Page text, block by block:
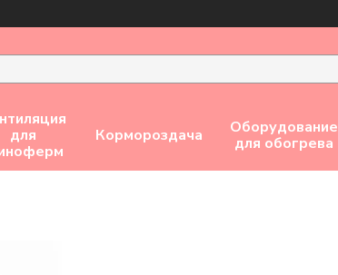
для
Кормороздача
Оборудование
для обогрева